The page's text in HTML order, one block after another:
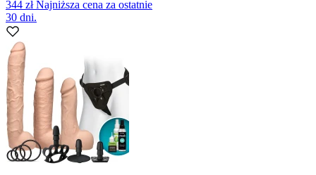
344 złNajniższa cena za ostatnie
30 dni.